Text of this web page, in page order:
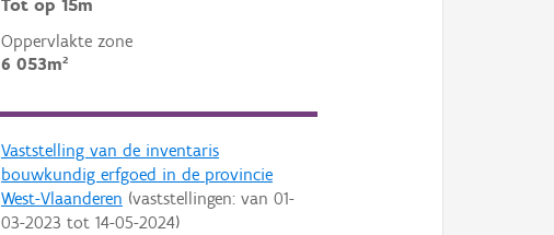
Tot op 15m
Oppervlakte zone
6 053m²
Vaststelling van de inventaris
bouwkundig erfgoed in de provincie
West-Vlaanderen (vaststellingen: van 01-
03-2023 tot 14-05-2024)